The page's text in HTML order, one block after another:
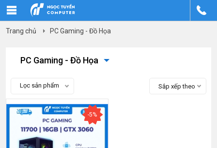
Trang chủ PC Gaming - Đồ Họa
PC Gaming - Đồ Họa
Lọc sản phẩm Sắp xếp theo
-5%